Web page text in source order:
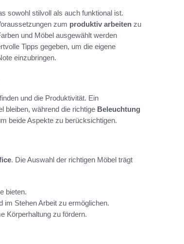
sowohl stilvoll als auch funktional ist.
zum produktiv arbeiten zu
und Möbel ausgewählt werden
Tipps gegeben, um die eigene
einzubringen.
und die Produktivität. Ein
bleiben, während die richtige Beleuchtung
beide Aspekte zu berücksichtigen.
. Die Auswahl der richtigen Möbel trägt
bieten.
im Stehen Arbeit zu ermöglichen.
Körperhaltung zu fördern.